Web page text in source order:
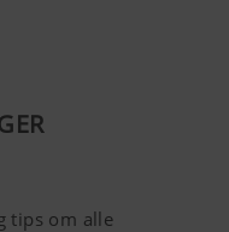
tips om alle